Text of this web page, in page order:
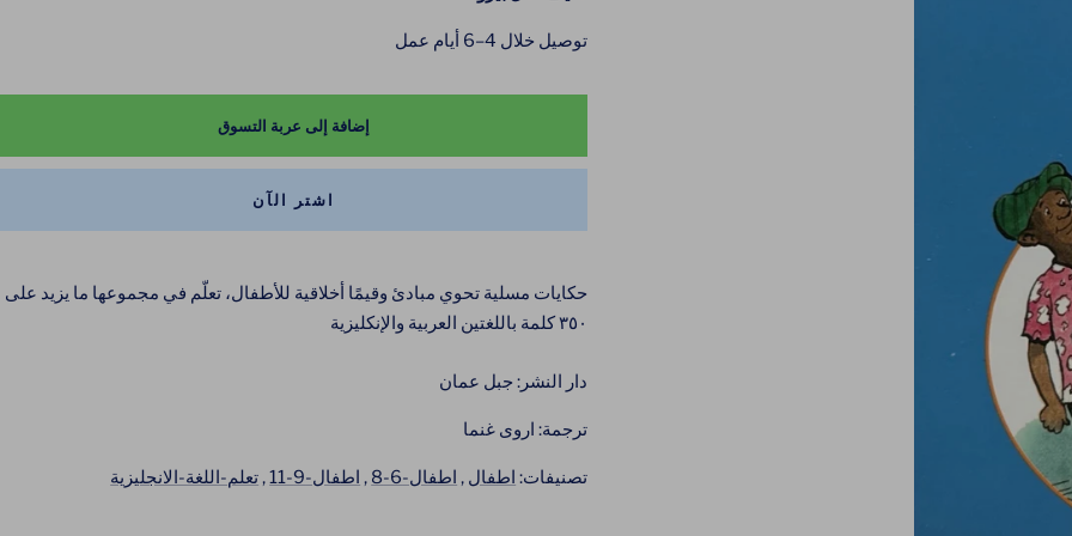
توصيل خلال 4–6 أيام عمل
إضافة إلى عربة التسوق
اشتر الآن
حكايات مسلية تحوي مبادئ وقيمًا أخلاقية للأطفال، تعلّم في مجموعها ما يزيد على
٣٥٠ كلمة باللغتين العربية والإنكليزية
دار النشر: جبل عمان
ترجمة: اروى غنما
تصنيفات: اطفال , اطفال-6-8 , اطفال-9-11 ,تعلم-اللغة-الانجليزية